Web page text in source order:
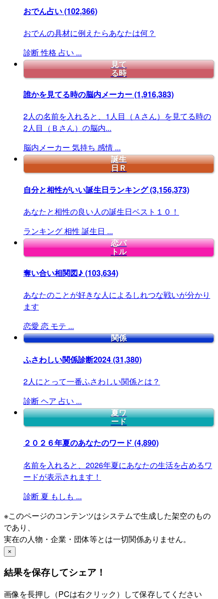
おでん占い(102,366)
おでんの具材に例えたらあなたは何？
診断性格 占い ...
見て
る時
誰かを見てる時の脳内メーカー(1,916,383)
2人の名前を入れると、1人目（Ａさん）を見てる時の
2人目（Ｂさん）の脳内...
脳内メーカー 気持ち 感情 ...
誕生
日Ｒ
自分と相性がいい誕生日ランキング(3,156,373)
あなたと相性の良い人の誕生日ベスト１０！
ランキング相性 誕生日 ...
恋バ
トル
奪い合い相関図♪ (103,634)
あなたのことが好きな人によるしれつな戦いが分かり
ます
恋愛 恋 モテ ...
関係
ふさわしい関係診断2024(31,380)
2人にとって一番ふさわしい関係とは？
診断ヘア 占い ...
夏ワ
ード
２０２６年夏のあなたのワード (4,890)
名前を入れると、2026年夏にあなたの生活を占めるワ
ードが表示されます！
診断 夏 もしも ...
※このページのコンテンツはシステムで生成した架空のもの
であり、
実在の人物・企業・団体等とは一切関係ありません。
×
結果を保存してシェア！
画像を長押し（PCは右クリック）して保存してください